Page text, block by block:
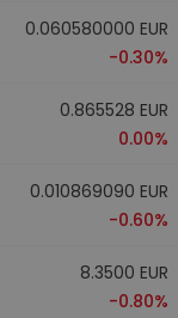
0.060580000 EUR
-0.30%
0.865528 EUR
0.00%
0.010869090 EUR
-0.60%
8.3500 EUR
-0.80%